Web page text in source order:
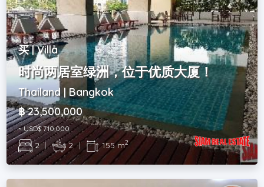
买 | Villa
时尚两居室绿洲，位于优质大厦！
Thailand | Bangkok
฿ 23,500,000
~ USD$ 710,000
2 | 2 | 155 m2